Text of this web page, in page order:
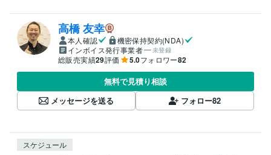
高橋 友幸
本人確認
機密保持契約(NDA)
インボイス発行事業者
未登録
総販売実績29評価 5.0フォロワー82
無料で見積り相談
メッセージを送る
フォロー82
スケジュール